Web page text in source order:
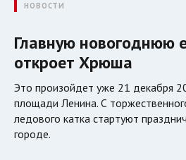
НОВОСТИ
Главную новогоднюю
откроет Хрюша
Это произойдет уже 21 декабря
площади Ленина. С
ледового катка стартуют
городе.